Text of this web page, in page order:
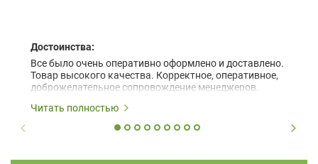
Достоинства:
Все было очень оперативно оформлено и доставлено.
Товар высокого качества. Корректное, оперативное,
доброжелательное сопровождение менеджеров.
Читать полностью